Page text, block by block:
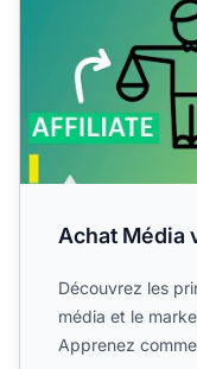
Achat Média
Découvrez les
média et le
Apprenez